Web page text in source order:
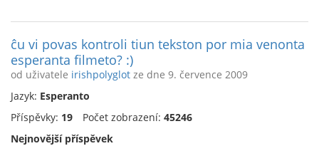
ĉu vi povas kontroli tiun tekston por mia venonta
esperanta filmeto? :)
od uživatele irishpolyglot ze dne 9. července 2009
Jazyk: Esperanto
Příspěvky: 19 Počet zobrazení: 45246
Nejnovější příspěvek